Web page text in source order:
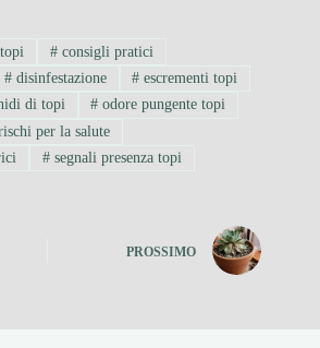
#consigli pratici
#disinfestazione # escrementi topi
di topi # odore pungente topi
per la salute
#segnali presenza topi
PROSSIMO